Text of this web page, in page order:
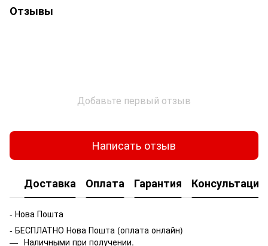
Отзывы
Добавьте первый отзыв
Написать отзыв
Доставка Оплата Гарантия Консультация
- Нова Пошта
- БЕСПЛАТНО Нова Пошта (оплата онлайн)
Наличными при получении.